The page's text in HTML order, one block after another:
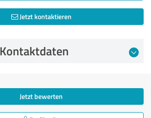
Jetzt kontaktieren
Kontaktdaten
Jetzt bewerten